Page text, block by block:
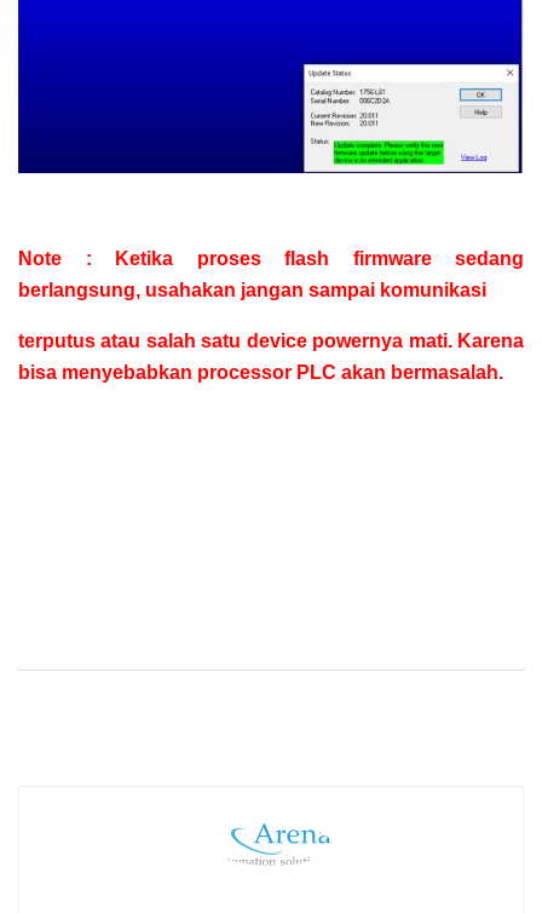
Note : Ketika proses flash firmware sedang
berlangsung, usahakan jangan sampai komunikasi
terputusatau salah satu device powernya mati. Karena
bisa menyebabkan processor PLC akan bermasalah.